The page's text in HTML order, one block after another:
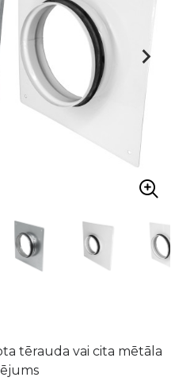
tērauda vai cita mētāla